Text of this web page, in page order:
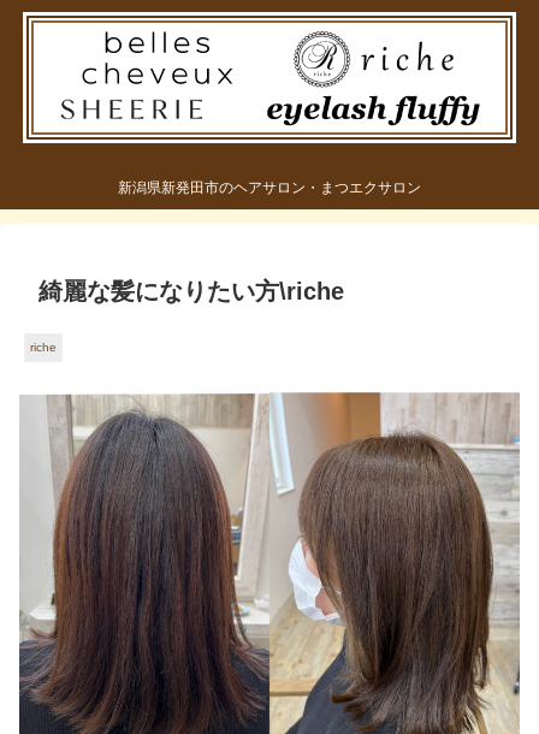
新潟県新発田市のヘアサロン・まつエクサロン
綺麗な髪になりたい方\riche
riche